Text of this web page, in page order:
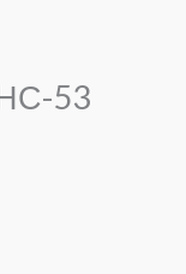
53